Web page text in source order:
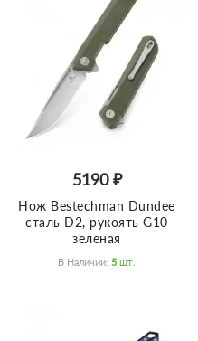
5190 ₽
Нож Bestechman Dundee
сталь D2, рукоять G10
зеленая
В Наличии: 5 Шт.